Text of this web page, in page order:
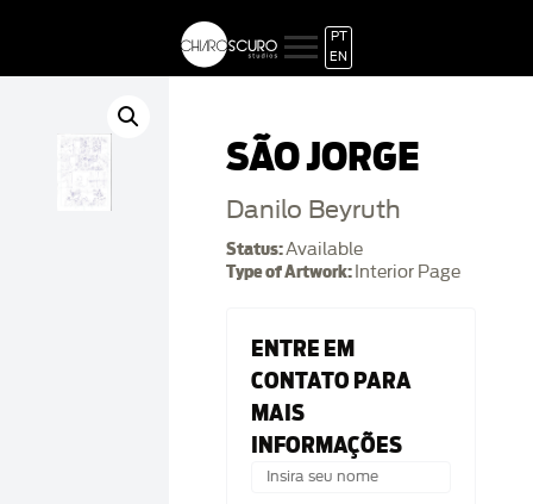
PT
EN
SÃO JORGE
Danilo Beyruth
Status:Available
Type of Artwork: Interior Page
ENTRE EM
CONTATO PARA
MAIS
INFORMAÇÕES